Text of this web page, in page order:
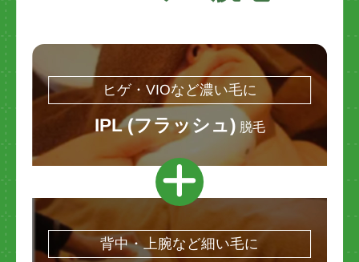
ヒゲ・VIOなど濃い毛に
IPL (フラッシュ) 脱毛
背中・上腕など細い毛に